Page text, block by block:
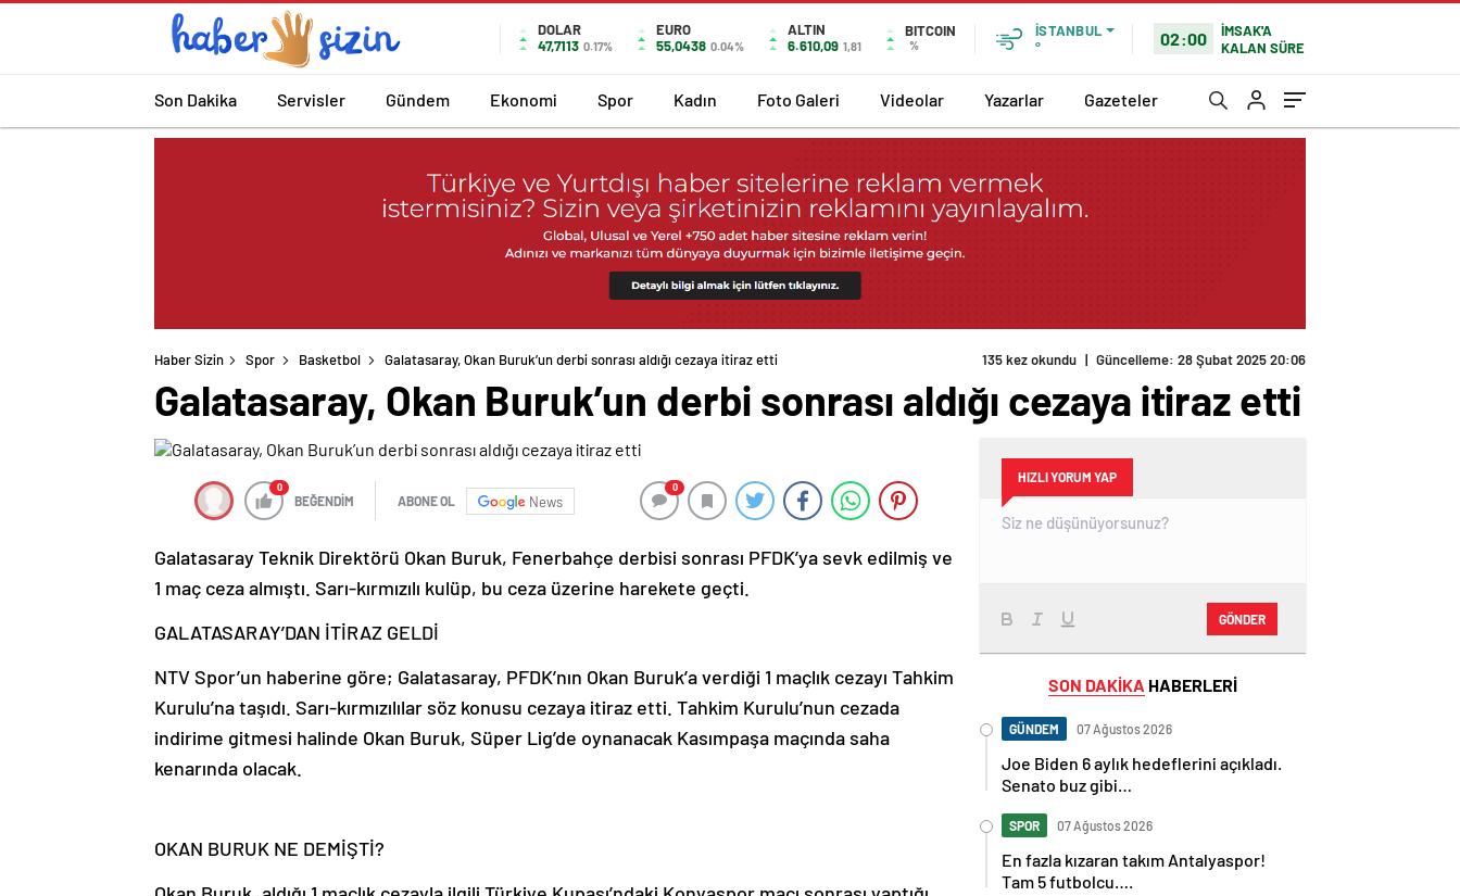
DOLAR
47,7113 0.17%
EURO
55,0438 0.04%
ALTIN
6.610,09 1,81
BITCOIN
%
İSTANBUL
°
02:00
İMSAK'A
KALAN SÜRE
Son Dakika Servisler Gündem Ekonomi Spor Kadın Foto Galeri Videolar Yazarlar Gazeteler
Haber Sizin Spor Basketbol Galatasaray, Okan Buruk’un derbi sonrası aldığı cezaya itiraz etti 135 kez okundu | Güncelleme: 28 Şubat 2025 20:06
Galatasaray, Okan Buruk’un derbi sonrası aldığı cezaya itiraz etti
0
BEĞENDİM ABONE OL News
0
Galatasaray Teknik Direktörü Okan Buruk, Fenerbahçe derbisi sonrası PFDK’ya sevk edilmiş ve
1 maç ceza almıştı. Sarı-kırmızılı kulüp, bu ceza üzerine harekete geçti.
GALATASARAY’DAN İTİRAZ GELDİ
NTV Spor’un haberine göre; Galatasaray, PFDK’nın Okan Buruk’a verdiği 1 maçlık cezayı Tahkim
Kurulu’na taşıdı. Sarı-kırmızılılar söz konusu cezaya itiraz etti. Tahkim Kurulu’nun cezada
indirime gitmesi halinde Okan Buruk, Süper Lig’de oynanacak Kasımpaşa maçında saha
kenarında olacak.
OKAN BURUK NE DEMİŞTİ?
HIZLI YORUM YAP
GÖNDER
SON DAKİKA HABERLERİ
GÜNDEM 07 Ağustos 2026
Joe Biden 6 aylık hedeflerini açıkladı.
Senato buz gibi…
SPOR 07 Ağustos 2026
En fazla kızaran takım Antalyaspor!
Tam 5 futbolcu….